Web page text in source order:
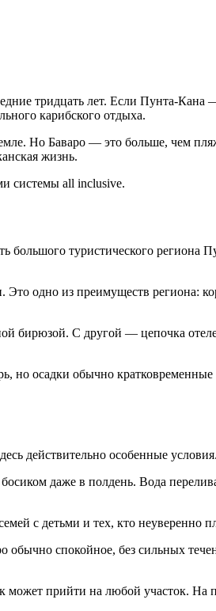
тридцать лет. Если Пунта-Кана
карибского отдыха.
Но Баваро — это больше, чем
жизнь.
системы all inclusive.
большого туристического региона
одно из преимуществ региона:
бирюзой. С другой — цепочка
но осадки обычно
действительно особенные условия.
даже в полдень. Вода
с детьми и тех, кто неуверенно
обычно спокойное, без сильных
прийти на любой участок. На